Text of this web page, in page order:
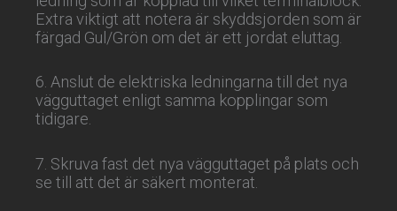
Extra viktigt att notera är skyddsjorden som är
färgad Gul/Grön om det är ett jordat eluttag.
6. Anslut de elektriska ledningarna till det nya
vägguttaget enligt samma kopplingar som
tidigare.
7. Skruva fast det nya vägguttaget på plats och
se till att det är säkert monterat.